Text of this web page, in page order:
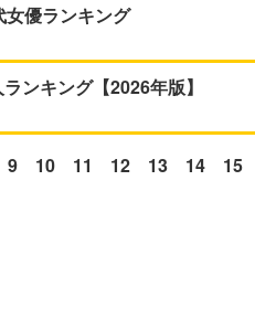
女優ランキング
ンキング【2026年版】
9 10 11 12 13 14 15